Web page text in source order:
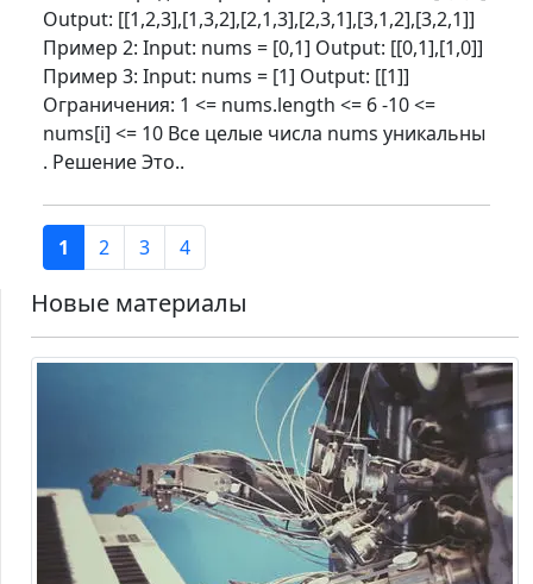
Output: [[1,2,3],[1,3,2],[2,1,3],[2,3,1],[3,1,2],[3,2,1]]
Пример 2: Input: nums = [0,1] Output: [[0,1],[1,0]]
Пример 3: Input: nums = [1] Output: [[1]]
Ограничения: 1 <= nums.length <= 6 -10 <=
nums[i] <= 10 Все целые числа nums уникальны
. Решение Это..
1 2 3 4
Новые материалы